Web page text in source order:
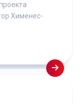
Хименес-